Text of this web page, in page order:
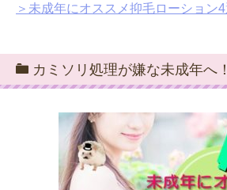
＞未成年にオススメ抑毛ローション4
カミソリ処理が嫌な未成年へ！